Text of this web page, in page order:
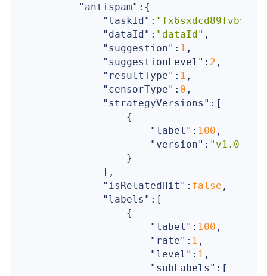
"antispam" :{
"taskId" :
"dataId" : "dataId" ,
"suggestion" : 1 ,
"suggestionLevel" : 2 ,
"resultType" : 1 ,
"censorType" : 0 ,
"strategyVersions" :[
                {
"label" : 100 ,
"version" : "v1.0"
                }
            ],
"isRelatedHit" : false ,
"labels" :[
                {
"label" : 100 ,
"rate" : 1 ,
"level" : 1 ,
"subLabels" :[